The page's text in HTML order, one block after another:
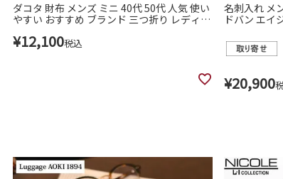
ダコタ 財布 メンズ ミニ 40代 50代 人気 使い
やすい おすすめ ブランド 三つ折り レディー
ニモ 627611
¥12,100税込
名刺入れ メ
ドバン エイ
使いやすい
イディー
¥20,900